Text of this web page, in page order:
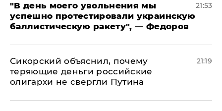
​"В день моего увольнения мы
успешно протестировали украинскую
баллистическую ракету", — Федоров
21:53
Сикорский объяснил, почему
теряющие деньги российские
олигархи не свергли Путина
21:19